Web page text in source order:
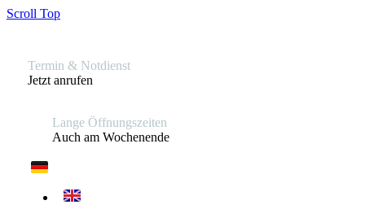
Scroll Top
Termin & Notdienst
Jetzt anrufen
Lange Öffnungszeiten
Auch am Wochenende